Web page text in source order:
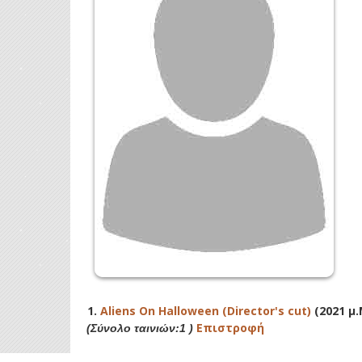
1. Aliens On Halloween (Director's cut) (2021
(Σύνολο ταινιών:1 ) Επιστροφή